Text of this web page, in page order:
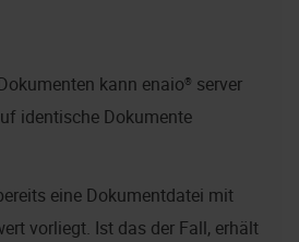
kann enaio® server
identische Dokumente
eine Dokumentdatei mit
vorliegt. Ist das der Fall, erhält